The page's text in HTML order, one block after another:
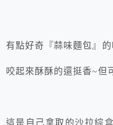
有點好奇『蒜味麵包』
咬起來酥酥的還挺香~但
這是自己拿取的沙拉綜